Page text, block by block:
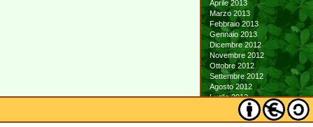
Aprile 2013
Marzo 2013
Febbraio 2013
Gennaio 2013
Dicembre 2012
Novembre 2012
Ottobre 2012
Settembre 2012
Agosto 2012
Luglio 2012
Giugno 2012
Maggio 2012